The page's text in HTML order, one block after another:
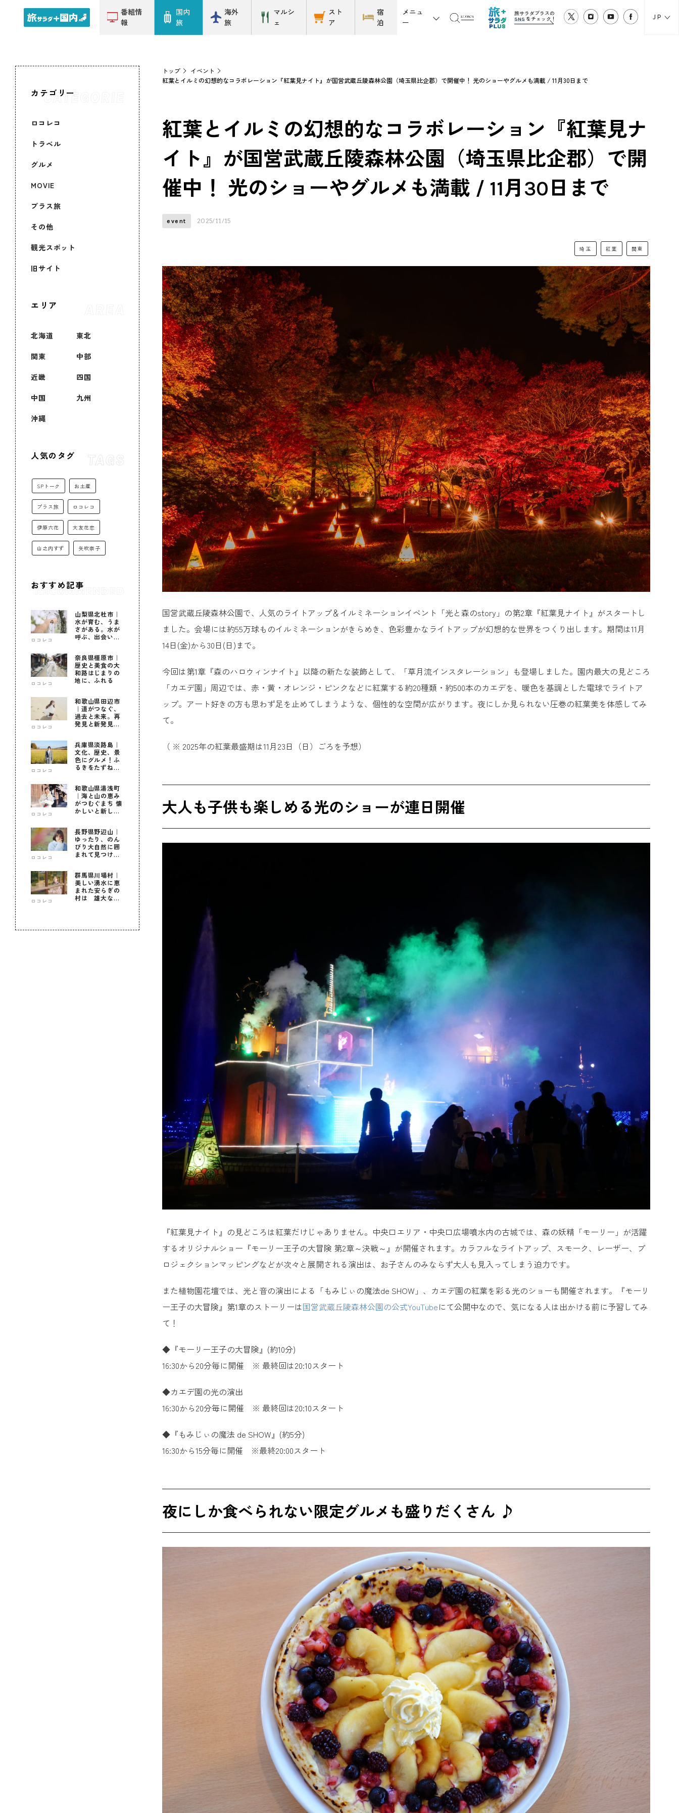
番組情
報
国内
旅
海外
旅
マルシ
ェ
スト
ア
宿
泊
メニュ
ー
旅サラダプラスの
SNS をチェック！ JP
カテゴリー
ロコレコ
トラベル
グルメ
MOVIE
プラス旅
その他
観光スポット
旧サイト
エリア
北海道 東北
関東 中部
近畿 四国
中国 九州
沖縄
人気のタグ
SPトーク お土産
プラス旅 ロコレコ
伊原六花 大友花恋
山之内すず 矢吹奈子
おすすめ記事
ロコレコ
山梨県北杜市｜
水が育む、うま
さがある。水が
呼ぶ、出会いが
ロコレコ
奈良県橿原市｜
歴史と美食の大
和路はじまりの
地に、ふれる
ロコレコ
和歌山県田辺市
｜道がつなぐ、
過去と未来。再
発見と新発見の
ロコレコ
兵庫県淡路島｜
文化、歴史、景
色にグルメ！ふ
るきをたずねて
ロコレコ
和歌山県湯浅町
｜海と山の恵み
がつむぐまち 懐
かしいと新しい
ロコレコ
長野県野辺山｜
ゆったり、のん
びり大自然に囲
まれて見つけ
ロコレコ
群馬県川場村｜
美しい湧水に恵
まれた安らぎの
村は 雄大な自
トップ
イベント
紅葉とイルミの幻想的なコラボレーション『紅葉見ナイト』が国営武蔵丘陵森林公園（埼玉県比企郡）で開催中！ 光のショーやグルメも満載 / 11月30日まで
紅葉とイルミの幻想的なコラボレーション『紅葉見ナ
イト』が国営武蔵丘陵森林公園（埼玉県比企郡）で開
催中！ 光のショーやグルメも満載 / 11月30日まで
event 2025/11/15
埼玉 紅葉 関東
国営武蔵丘陵森林公園で、人気のライトアップ＆イルミネーションイベント「光と森のstory」の第2章『紅葉見ナイト』がスタートし
ました。会場には約55万球ものイルミネーションがきらめき、色彩豊かなライトアップが幻想的な世界をつくり出します。期間は11月
14日(金)から30日(日)まで。
今回は第1章『森のハロウィンナイト』以降の新たな装飾として、「草月流インスタレーション」も登場しました。園内最大の見どころ
「カエデ園」周辺では、赤・黄・オレンジ・ピンクなどに紅葉する約20種類・約500本のカエデを、暖色を基調とした電球でライトア
ップ。アート好きの方も思わず足を止めてしまうような、個性的な空間が広がります。夜にしか見られない圧巻の紅葉美を体感してみ
て。
（ ※ 2025年の紅葉最盛期は11月23日（日）ごろを予想）
大人も子供も楽しめる光のショーが連日開催
『紅葉見ナイト』の見どころは紅葉だけじゃありません。中央口エリア・中央口広場噴水内の古城では、森の妖精「モーリー」が活躍
するオリジナルショー『モーリー王子の大冒険 第2章～決戦～』が開催されます。カラフルなライトアップ、スモーク、レーザー、プ
ロジェクションマッピングなどが次々と展開される演出は、お子さんのみならず大人も見入ってしまう迫力です。
また植物園花壇では、光と音の演出による「もみじぃの魔法de SHOW」、カエデ園の紅葉を彩る光のショーも開催されます。『モーリ
ー王子の大冒険』第1章のストーリーは国営武蔵丘陵森林公園の公式YouTubeにて公開中なので、気になる人は出かける前に予習してみ
て！
◆『モーリー王子の大冒険』(約10分)
16:30から20分毎に開催 ※ 最終回は20:10スタート
◆カエデ園の光の演出
16:30から20分毎に開催 ※ 最終回は20:10スタート
◆『もみじぃの魔法 de SHOW』(約5分)
16:30から15分毎に開催 ※最終20:00スタート
夜にしか食べられない限定グルメも盛りだくさん ♪